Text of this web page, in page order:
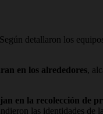
detallaron los
en los alrededores,
en la recolección de
las identidades de